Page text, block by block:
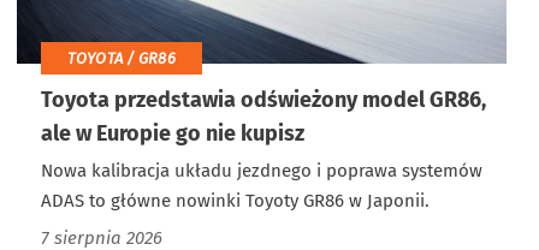
TOYOTA / GR86
Toyota przedstawia odświeżony model GR86,
ale w Europie go nie kupisz
Nowa kalibracja układu jezdnego i poprawa systemów
ADAS to główne nowinki Toyoty GR86 w Japonii.
7 sierpnia 2026